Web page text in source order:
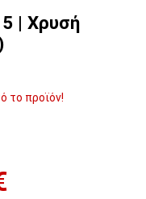
| Χρυσή
το προϊόν!